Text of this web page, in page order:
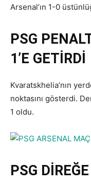
Arsenal’ın 1-0
PSG
1’E GETİRDİ
Kvaratskhelia’nın
noktasını gösterdi.
1 oldu.
PSG